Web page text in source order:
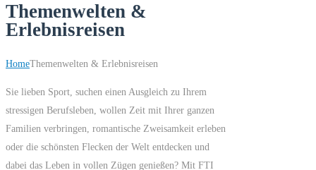
Themenwelten &
Erlebnisreisen
HomeThemenwelten & Erlebnisreisen
Sie lieben Sport, suchen einen Ausgleich zu Ihrem
stressigen Berufsleben, wollen Zeit mit Ihrer ganzen
Familien verbringen, romantische Zweisamkeit erleben
oder die schönsten Flecken der Welt entdecken und
dabei das Leben in vollen Zügen genießen? Mit FTI